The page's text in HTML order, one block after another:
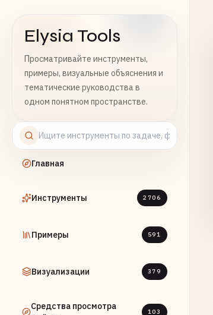
Elysia Tools
Просматривайте инструменты,
примеры, визуальные объяснения и
тематические руководства в
одном понятном пространстве.
Главная
Инструменты 2706
Примеры 591
Визуализации 379
Средства просмотра
103